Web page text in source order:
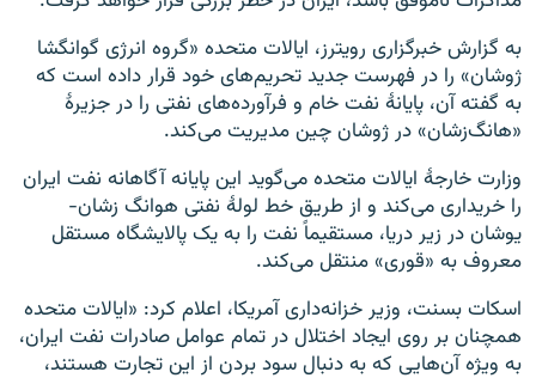
به گزارش خبرگزاری رویترز، ایالات متحده «گروه انرژی گوانگشا
ژوشان» را در فهرست جدید تحریم‌های خود قرار داده است که
به گفته آن، پایانهٔ نفت خام و فرآورده‌های نفتی را در جزیرهٔ
«هانگ‌زشان» در ژوشان چین مدیریت می‌کند.
وزارت خارجهٔ ایالات متحده می‌گوید این پایانه آگاهانه نفت ایران
را خریداری می‌کند و از طریق خط لولهٔ نفتی هوانگ زشان-
یوشان در زیر دریا، مستقیماً نفت را به یک پالایشگاه مستقل
معروف به «قوری» منتقل می‌کند.
اسکات بسنت، وزیر خزانه‌داری آمریکا، اعلام کرد: «ایالات متحده
همچنان بر روی ایجاد اختلال در تمام عوامل صادرات نفت ایران،
به ویژه آن‌هایی که به دنبال سود بردن از این تجارت هستند،